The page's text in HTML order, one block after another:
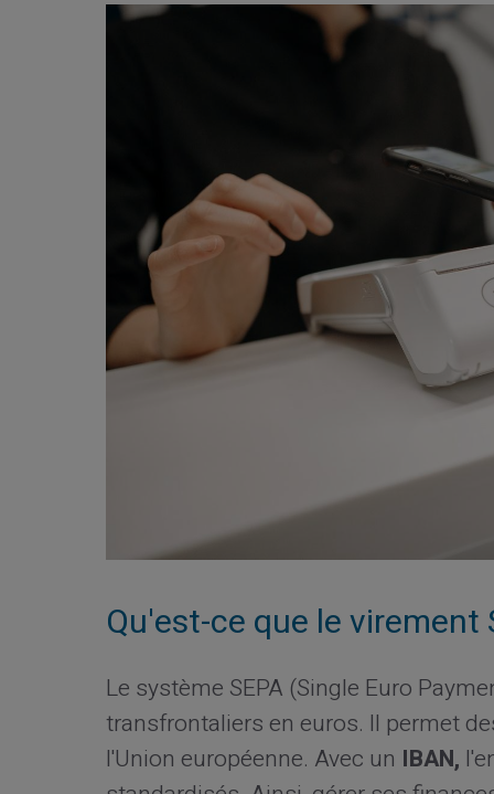
Qu'est-ce que le virement
Le système SEPA (Single Euro
transfrontaliers en euros. Il permet
l'Union européenne. Avec un IBAN,